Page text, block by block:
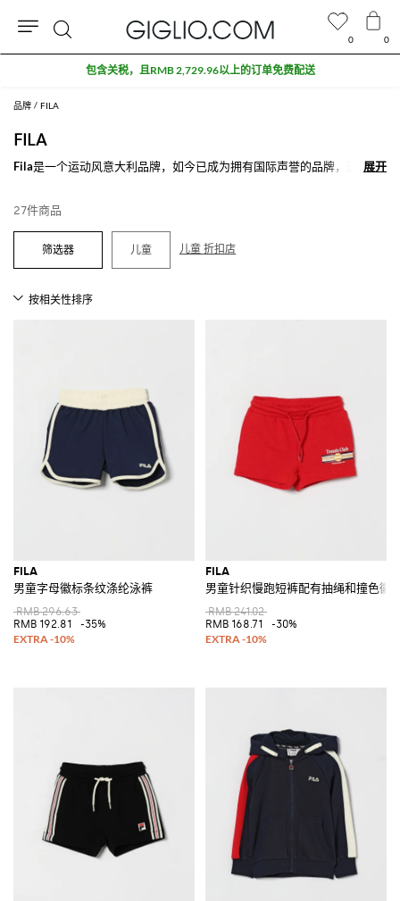
品牌 FILA
FILA
Fila是一个运动风意大利品牌，如今已成为拥有国际声誉的品牌，这都归
Fila推出服装单品和配饰男士系列和女士系列，高科技时尚运动灵魂，都
品牌logo。
愿望清单中最不可忽略的单品之一就是Fila卫衣
明亮的色彩和高品质的面料，以及这些珍贵的单品遵守这个有名望的意大
利企业严格的高标准，能够满足所有穿着Fila服装和配饰的男人和女人们
展开
展开
27件商品
儿童 儿童 折扣店
FILA
男童字母徽标条纹涤纶泳裤
RMB 296.63
RMB 192.81
-35%
FILA
男童针织慢跑短裤配有抽绳和撞色徽
RMB 241.02
RMB 168.71
-30%
0 0
包含关税，且RMB 2,729.96以上的订单免费配送